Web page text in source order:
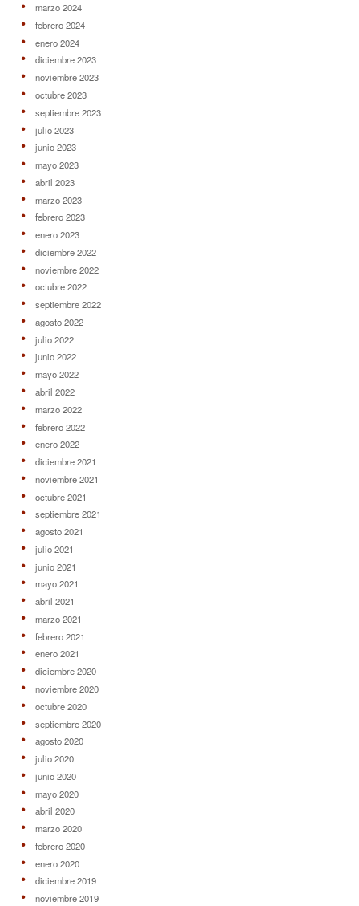
marzo 2024
febrero 2024
enero 2024
diciembre 2023
noviembre 2023
octubre 2023
septiembre 2023
julio 2023
junio 2023
mayo 2023
abril 2023
marzo 2023
febrero 2023
enero 2023
diciembre 2022
noviembre 2022
octubre 2022
septiembre 2022
agosto 2022
julio 2022
junio 2022
mayo 2022
abril 2022
marzo 2022
febrero 2022
enero 2022
diciembre 2021
noviembre 2021
octubre 2021
septiembre 2021
agosto 2021
julio 2021
junio 2021
mayo 2021
abril 2021
marzo 2021
febrero 2021
enero 2021
diciembre 2020
noviembre 2020
octubre 2020
septiembre 2020
agosto 2020
julio 2020
junio 2020
mayo 2020
abril 2020
marzo 2020
febrero 2020
enero 2020
diciembre 2019
noviembre 2019